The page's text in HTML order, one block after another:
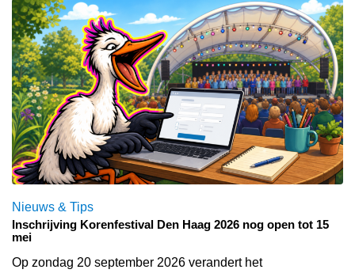
Nieuws & Tips
Inschrijving Korenfestival Den Haag 2026 nog open tot 15
mei
Op zondag 20 september 2026 verandert het